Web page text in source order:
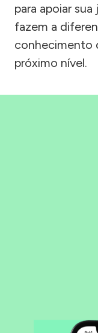
para apoiar
fazem a
conhecimento
próximo nível.